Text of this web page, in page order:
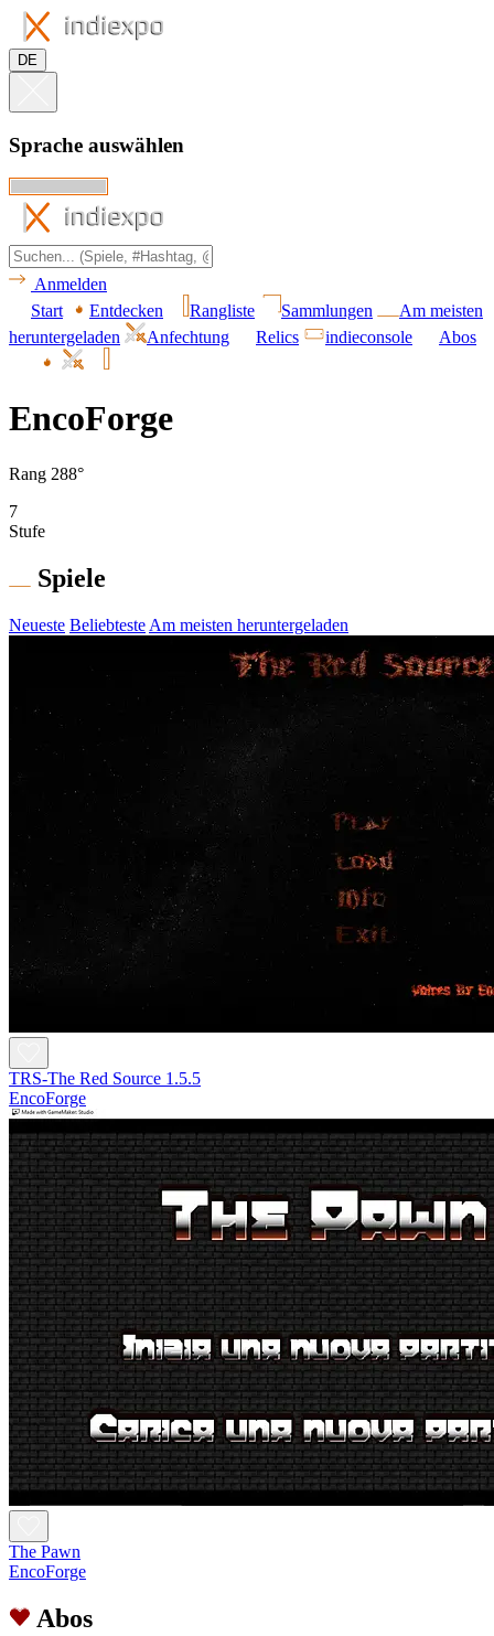
DE
Sprache auswählen
Anmelden
Start
Entdecken Rangliste Sammlungen
Am meisten
heruntergeladen
Anfechtung Relics indieconsole Abos
EncoForge
Rang 288°
7
Stufe
Spiele
Neueste Beliebteste Am meisten heruntergeladen
TRS-The Red Source 1.5.5
EncoForge
The Pawn
EncoForge
Abos